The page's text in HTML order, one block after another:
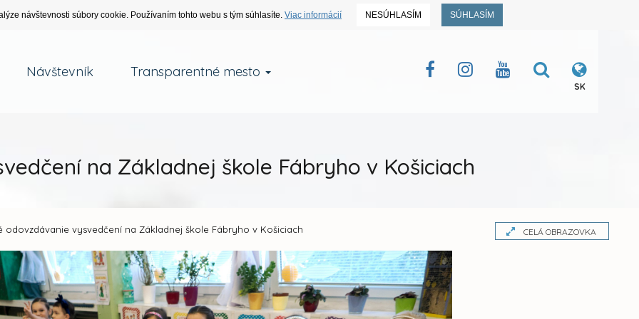
návštevnosti súbory cookie. Používaním tohto webu s tým súhlasíte. Viac informácií NESÚHLASÍM SÚHLASÍM
Návštevník Transparentné mesto
SK
na Základnej škole Fábryho v Košiciach
odovzdávanie vysvedčení na Základnej škole Fábryho v Košiciach CELÁ OBRAZOVKA